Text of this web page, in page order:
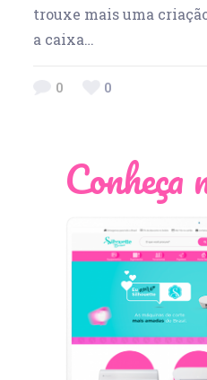
trouxe mais uma
a caixa…
0 0
Conheça
Léia